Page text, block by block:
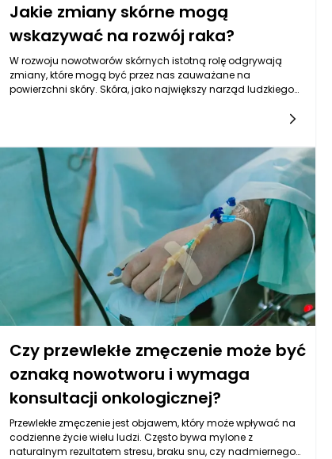
Jakie zmiany skórne mogą
wskazywać na rozwój raka?
W rozwoju nowotworów skórnych istotną rolę odgrywają
zmiany, które mogą być przez nas zauważane na
powierzchni skóry. Skóra, jako największy narząd ludzkiego
wewnątrz organizmu. Istnieje szereg zmian skórnych, które
nagle, zmieniają swoje właściwości lub nie goją się w
oczekiwanie. Czasami wydają się one niegroźne, ale w
rzeczywistości mogą być objawem agresywnych procesów
onkologicznych. Kluczowe zmiany to nowe znaki skórne,
zmiany w kolorze, kształcie oraz ewolucja już istniejących
Czy przewlekłe zmęczenie może być
oznaką nowotworu i wymaga
konsultacji onkologicznej?
Przewlekłe zmęczenie jest objawem, który może wpływać na
codzienne życie wielu ludzi. Często bywa mylone z
naturalnym rezultatem stresu, braku snu, czy nadmiernego